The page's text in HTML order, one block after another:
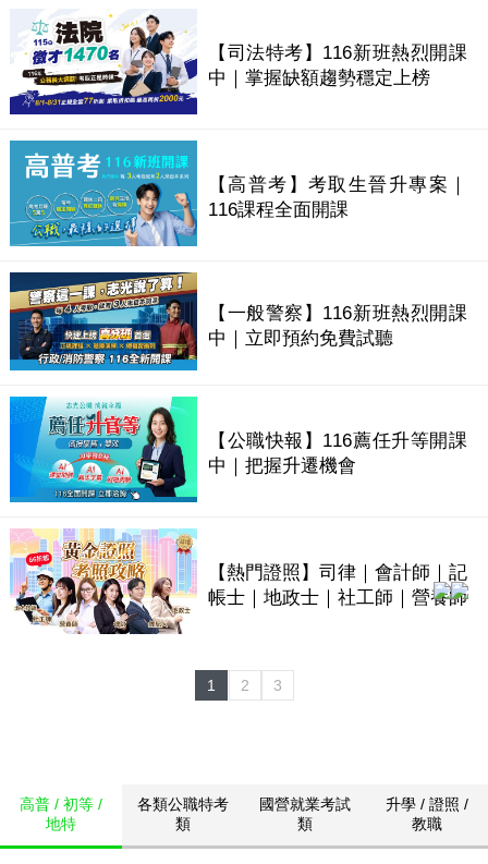
【司法特考】116新班熱烈開課
中｜掌握缺額趨勢穩定上榜
【高普考】考取生晉升專案｜
116課程全面開課
【一般警察】116新班熱烈開課
中｜立即預約免費試聽
【公職快報】116薦任升等開課
中｜把握升遷機會
【熱門證照】司律｜會計師｜記
帳士｜地政士｜社工師｜營養師
1 2 3
高普 / 初等 /
地特
各類公職特考
類
國營就業考試
類
升學 / 證照 /
教職